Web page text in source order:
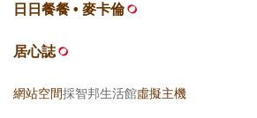
日日餐餐 • 麥卡倫
居心誌
網站空間採智邦生活館虛擬主機